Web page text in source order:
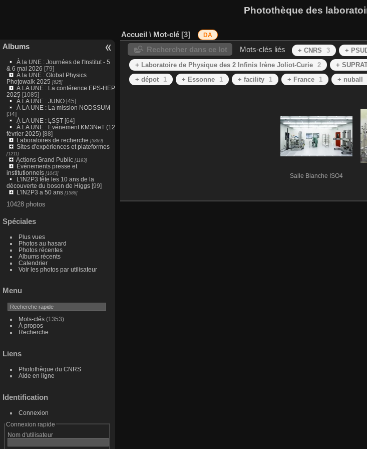
Photothèque des
Albums
À la UNE : Journées de l'Institut - 5
& 6 mai 2026 [79]
À la UNE : Global Physics
Photowalk 2025 [625]
À LA UNE : La conférence EPS-HEP
2025 [1085]
À LA UNE : JUNO [45]
À LA UNE : La mission NODSSUM
[34]
À LA UNE : LSST[64]
À LA UNE : Événement KM3NeT (12
février 2025)[88]
Laboratoires de recherche [3869]
Sites d'expériences et plateformes
[1211]
Actions Grand Public[1193]
Événements presse et
institutionnels[1043]
L'IN2P3 fête les 10 ans de la
découverte du boson de Higgs[99]
L'IN2P3 a 50 ans[1586]
10428 photos
Spéciales
Plus vues
Photos au hasard
Photos récentes
Albums récents
Calendrier
Voir les photos par utilisateur
Menu
Mots-clés(1353)
À propos
Recherche
Liens
Photothèque du CNRS
Aide en ligne
Identification
Connexion
Connexion rapide
Nom d'utilisateur
Accueil \ Mot-clé 3 DA
Rechercher dans ce lot Mots-clés liés + CNRS 3 +
+ Laboratoire de Physique des 2 Infinis Irène Joliot-Curie 2 +
+ dépot
1 + Essonne 1 + facility 1 + France 1 + nuball
Salle Blanche ISO4